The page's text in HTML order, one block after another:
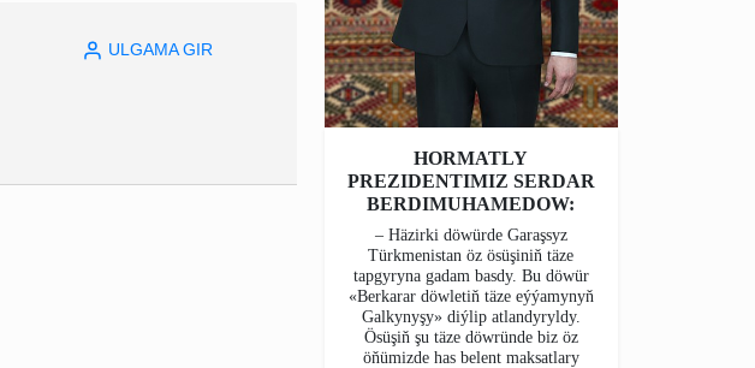
ULGAMA GIR
HORMATLY
PREZIDENTIMIZ SERDAR
BERDIMUHAMEDOW:
– Häzirki döwürde Garaşsyz
Türkmenistan öz ösüşiniň täze
tapgyryna gadam basdy. Bu döwür
«Berkarar döwletiň täze eýýamynyň
Galkynyşy» diýlip atlandyryldy.
Ösüşiň şu täze döwründe biz öz
öňümizde has belent maksatlary